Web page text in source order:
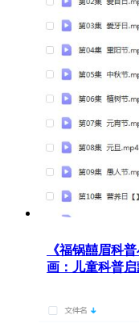
《福锅囍眉科
画：儿童科普